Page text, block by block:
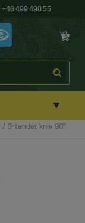
+46 499 490 55
▼
3-tandet kniv 90°